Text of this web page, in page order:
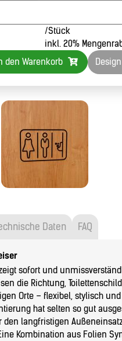
/Stück
inkl. 20%
den Warenkorb
Daten FAQ
sofort und
die Richtung,
Orte – flexibel, stylisch und
hat selten so gut
den langfristigen
Kombination aus Folien